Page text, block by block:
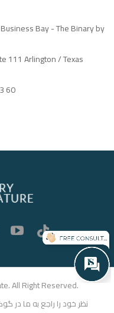
Bay - The Binary by
111 Arlington / Texas
60
All Right Reserved.
نظر خود را راجع به ما در